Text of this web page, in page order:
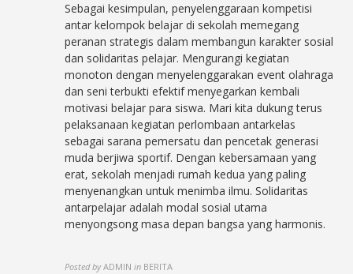
Sebagai kesimpulan, penyelenggaraan kompetisi
antar kelompok belajar di sekolah memegang
peranan strategis dalam membangun karakter sosial
dan solidaritas pelajar. Mengurangi kegiatan
monoton dengan menyelenggarakan event olahraga
dan seni terbukti efektif menyegarkan kembali
motivasi belajar para siswa. Mari kita dukung terus
pelaksanaan kegiatan perlombaan antarkelas
sebagai sarana pemersatu dan pencetak generasi
muda berjiwa sportif. Dengan kebersamaan yang
erat, sekolah menjadi rumah kedua yang paling
menyenangkan untuk menimba ilmu. Solidaritas
antarpelajar adalah modal sosial utama
menyongsong masa depan bangsa yang harmonis.
Posted by ADMIN in BERITA